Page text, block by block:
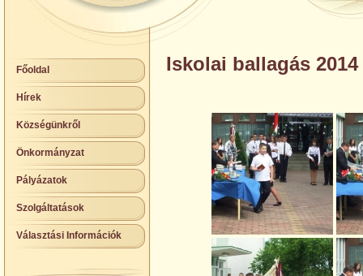
Főoldal
Hírek
Községünkről
Önkormányzat
Pályázatok
Szolgáltatások
Választási Információk
Iskolai ballagás 2014